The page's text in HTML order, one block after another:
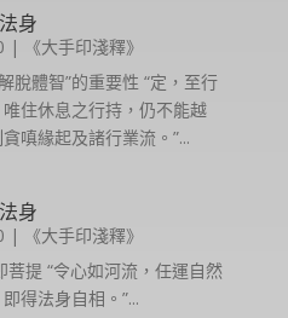
身
|
《大手印淺釋》
脫體智”的重要性 “定，至行
住休息之行持，仍不能越
嗔緣起及諸行業流。”...
身
|
《大手印淺釋》
提 “令心如河流，任運自然
得法身自相。”...